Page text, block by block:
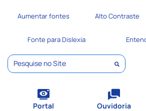
Seção de
Ir para o menu [alt+2]
Ir para a busca [alt+3]
Ir para o rodapé [alt+4]
Aumentar fontes Alto Contraste
Fonte para Dislexia
Pesquisar
Portal
Ouvidoria